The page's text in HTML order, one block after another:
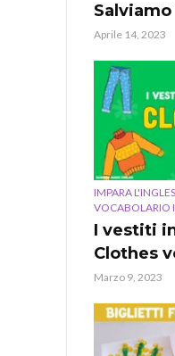
Aprile 14, 2023
IMPARA
VOCABOLARIO
I vestiti
Clothes
Marzo 9, 2023